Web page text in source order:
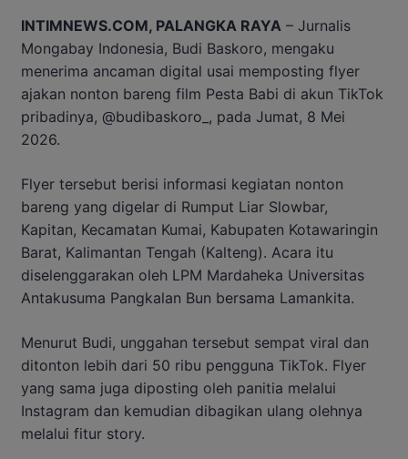
INTIMNEWS.COM, PALANGKA RAYA – Jurnalis
Mongabay Indonesia, Budi Baskoro, mengaku
menerima ancaman digital usai memposting flyer
ajakan nonton bareng film Pesta Babi di akun TikTok
pribadinya, @budibaskoro_, pada Jumat, 8 Mei
2026.
Flyer tersebut berisi informasi kegiatan nonton
bareng yang digelar di Rumput Liar Slowbar,
Kapitan, Kecamatan Kumai, Kabupaten Kotawaringin
Barat, Kalimantan Tengah (Kalteng). Acara itu
diselenggarakan oleh LPM Mardaheka Universitas
Antakusuma Pangkalan Bun bersama Lamankita.
Menurut Budi, unggahan tersebut sempat viral dan
ditonton lebih dari 50 ribu pengguna TikTok. Flyer
yang sama juga diposting oleh panitia melalui
Instagram dan kemudian dibagikan ulang olehnya
melalui fitur story.